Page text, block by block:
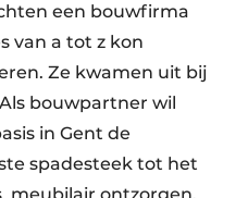
een bouwfirma
van a tot z kon
Ze kwamen uit bij
bouwpartner wil
in Gent de
spadesteek tot het